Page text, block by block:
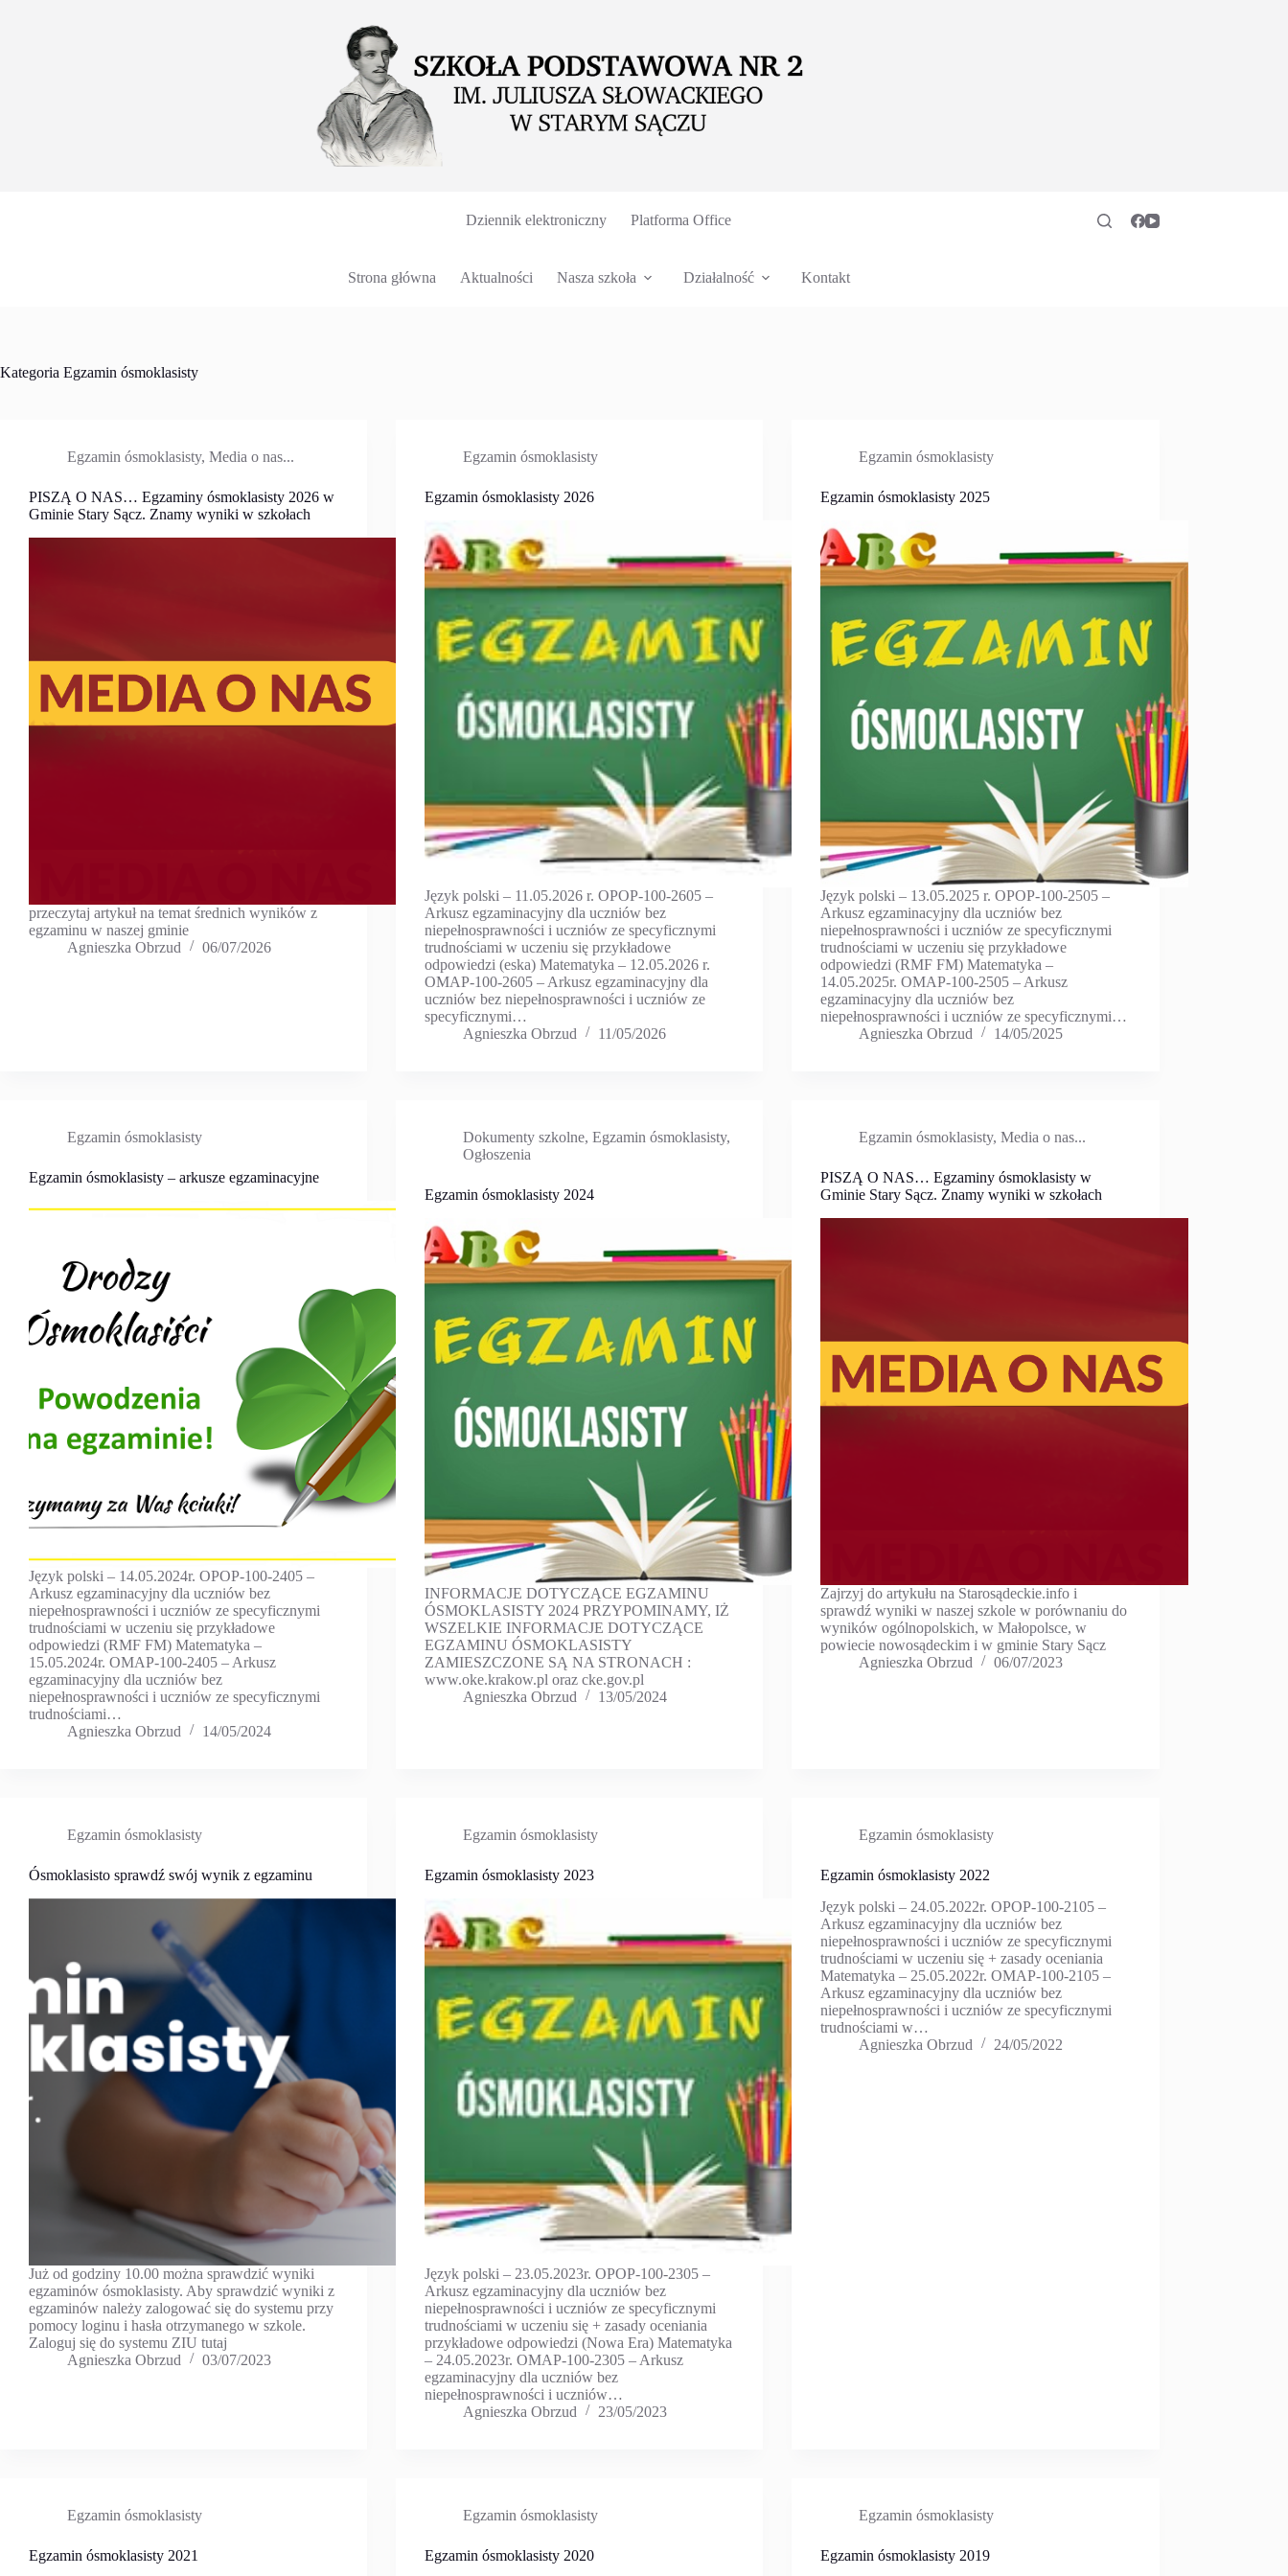
Dziennik elektroniczny Platforma Office
Strona główna Aktualności Nasza szkoła Działalność Kontakt
Kategoria Egzamin ósmoklasisty
Egzamin ósmoklasisty, Media o nas...
PISZĄ O NAS… Egzaminy ósmoklasisty 2026 w
Gminie Stary Sącz. Znamy wyniki w szkołach
przeczytaj artykuł na temat średnich wyników z
egzaminu w naszej gminie
Agnieszka Obrzud
06/07/2026
Egzamin ósmoklasisty
Egzamin ósmoklasisty 2026
Język polski – 11.05.2026 r. OPOP-100-2605 –
Arkusz egzaminacyjny dla uczniów bez
niepełnosprawności i uczniów ze specyficznymi
trudnościami w uczeniu się przykładowe
odpowiedzi (eska) Matematyka – 12.05.2026 r.
OMAP-100-2605 – Arkusz egzaminacyjny dla
uczniów bez niepełnosprawności i uczniów ze
specyficznymi…
Agnieszka Obrzud
11/05/2026
Egzamin ósmoklasisty
Egzamin ósmoklasisty 2025
Język polski – 13.05.2025 r. OPOP-100-2505 –
Arkusz egzaminacyjny dla uczniów bez
niepełnosprawności i uczniów ze specyficznymi
trudnościami w uczeniu się przykładowe
odpowiedzi (RMF FM) Matematyka –
14.05.2025r. OMAP-100-2505 – Arkusz
egzaminacyjny dla uczniów bez
niepełnosprawności i uczniów ze specyficznymi…
Agnieszka Obrzud
14/05/2025
Egzamin ósmoklasisty
Egzamin ósmoklasisty – arkusze egzaminacyjne
Język polski – 14.05.2024r. OPOP-100-2405 –
Arkusz egzaminacyjny dla uczniów bez
niepełnosprawności i uczniów ze specyficznymi
trudnościami w uczeniu się przykładowe
odpowiedzi (RMF FM) Matematyka –
15.05.2024r. OMAP-100-2405 – Arkusz
egzaminacyjny dla uczniów bez
niepełnosprawności i uczniów ze specyficznymi
trudnościami…
Agnieszka Obrzud
14/05/2024
Dokumenty szkolne,Egzamin ósmoklasisty,
Ogłoszenia
Egzamin ósmoklasisty 2024
INFORMACJE DOTYCZĄCE EGZAMINU
ÓSMOKLASISTY 2024 PRZYPOMINAMY, IŻ
WSZELKIE INFORMACJE DOTYCZĄCE
EGZAMINU ÓSMOKLASISTY
ZAMIESZCZONE SĄ NA STRONACH :
www.oke.krakow.pl oraz cke.gov.pl
Agnieszka Obrzud
13/05/2024
Egzamin ósmoklasisty,Media o nas...
PISZĄ O NAS… Egzaminy ósmoklasisty w
Gminie Stary Sącz. Znamy wyniki w szkołach
Zajrzyj do artykułu na Starosądeckie.info i
sprawdź wyniki w naszej szkole w porównaniu do
wyników ogólnopolskich, w Małopolsce, w
powiecie nowosądeckim i w gminie Stary Sącz
Agnieszka Obrzud
06/07/2023
Egzamin ósmoklasisty
Ósmoklasisto sprawdź swój wynik z egzaminu
Już od godziny 10.00 można sprawdzić wyniki
egzaminów ósmoklasisty. Aby sprawdzić wyniki z
egzaminów należy zalogować się do systemu przy
pomocy loginu i hasła otrzymanego w szkole.
Zaloguj się do systemu ZIU tutaj
Agnieszka Obrzud
03/07/2023
Egzamin ósmoklasisty
Egzamin ósmoklasisty 2023
Język polski – 23.05.2023r. OPOP-100-2305 –
Arkusz egzaminacyjny dla uczniów bez
niepełnosprawności i uczniów ze specyficznymi
trudnościami w uczeniu się + zasady oceniania
przykładowe odpowiedzi (Nowa Era) Matematyka
– 24.05.2023r. OMAP-100-2305 – Arkusz
egzaminacyjny dla uczniów bez
niepełnosprawności i uczniów…
Agnieszka Obrzud
23/05/2023
Egzamin ósmoklasisty
Egzamin ósmoklasisty 2022
Język polski – 24.05.2022r. OPOP-100-2105 –
Arkusz egzaminacyjny dla uczniów bez
niepełnosprawności i uczniów ze specyficznymi
trudnościami w uczeniu się + zasady oceniania
Matematyka – 25.05.2022r. OMAP-100-2105 –
Arkusz egzaminacyjny dla uczniów bez
niepełnosprawności i uczniów ze specyficznymi
trudnościami w…
Agnieszka Obrzud
24/05/2022
Egzamin ósmoklasisty
Egzamin ósmoklasisty 2021
Egzamin ósmoklasisty
Egzamin ósmoklasisty 2020
Egzamin ósmoklasisty
Egzamin ósmoklasisty 2019